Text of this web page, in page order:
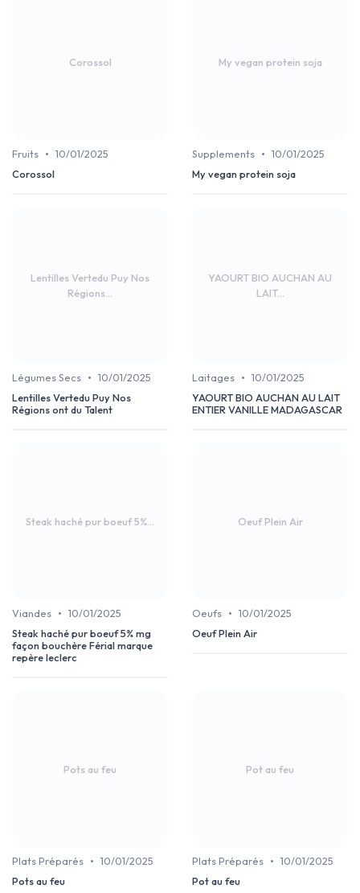
Corossol
Fruits • 10/01/2025
Corossol
My vegan protein soja
Supplements • 10/01/2025
My vegan protein soja
Lentilles Vertedu Puy Nos
Régions...
Légumes Secs • 10/01/2025
Lentilles Vertedu Puy Nos
Régions ont du Talent
YAOURT BIO AUCHAN AU
LAIT...
Laitages • 10/01/2025
YAOURT BIO AUCHAN AU LAIT
ENTIER VANILLE MADAGASCAR
Steak haché pur boeuf 5%...
Viandes • 10/01/2025
Steak haché pur boeuf 5% mg
façon bouchère Férial marque
repère leclerc
Oeuf Plein Air
Oeufs • 10/01/2025
Oeuf Plein Air
Pots au feu
Plats Préparés • 10/01/2025
Pots au feu
Pot au feu
Plats Préparés • 10/01/2025
Pot au feu